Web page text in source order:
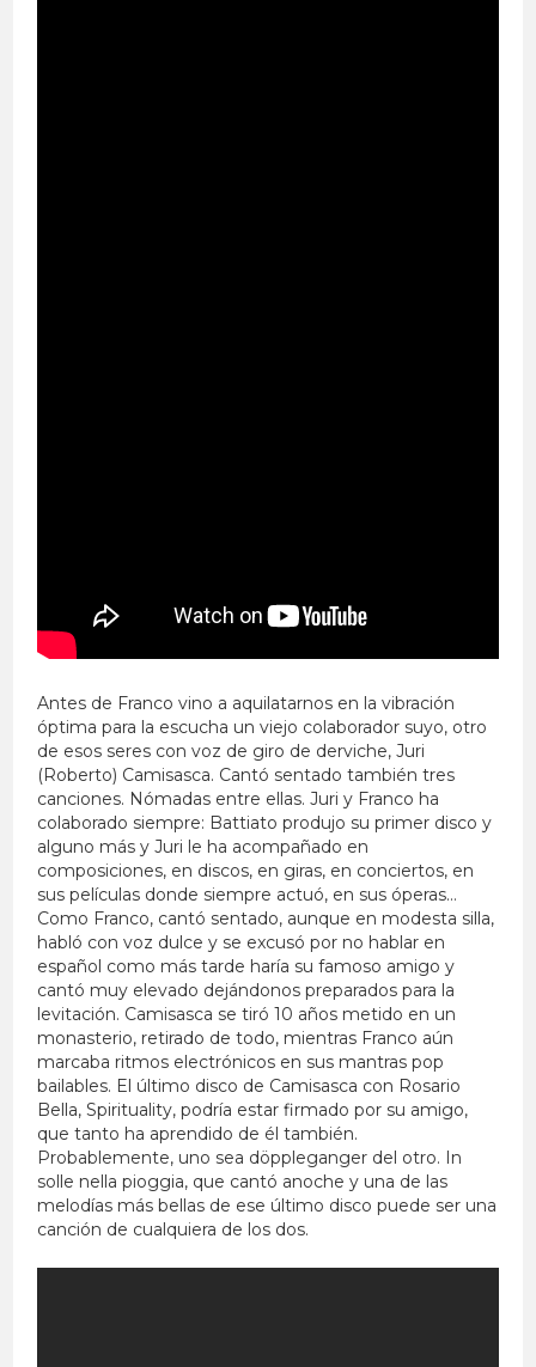
Antes de Franco vino a aquilatarnos en la vibración
óptima para la escucha un viejo colaborador suyo, otro
de esos seres con voz de giro de derviche, Juri
(Roberto) Camisasca. Cantó sentado también tres
canciones. Nómadas entre ellas. Juri y Franco ha
colaborado siempre: Battiato produjo su primer disco y
alguno más y Juri le ha acompañado en
composiciones, en discos, en giras, en conciertos, en
sus películas donde siempre actuó, en sus óperas…
Como Franco, cantó sentado, aunque en modesta silla,
habló con voz dulce y se excusó por no hablar en
español como más tarde haría su famoso amigo y
cantó muy elevado dejándonos preparados para la
levitación. Camisasca se tiró 10 años metido en un
monasterio, retirado de todo, mientras Franco aún
marcaba ritmos electrónicos en sus mantras pop
bailables. El último disco de Camisasca con Rosario
Bella, Spirituality, podría estar firmado por su amigo,
que tanto ha aprendido de él también.
Probablemente, uno sea döppleganger del otro. In
solle nella pioggia, que cantó anoche y una de las
melodías más bellas de ese último disco puede ser una
canción de cualquiera de los dos.